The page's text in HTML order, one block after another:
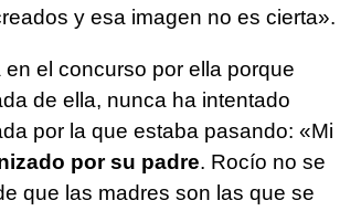
y esa imagen no es cierta».
el concurso por ella porque
de ella, nunca ha intentado
por la que estaba pasando: «Mi
por su padre. Rocío no se
que las madres son las que se